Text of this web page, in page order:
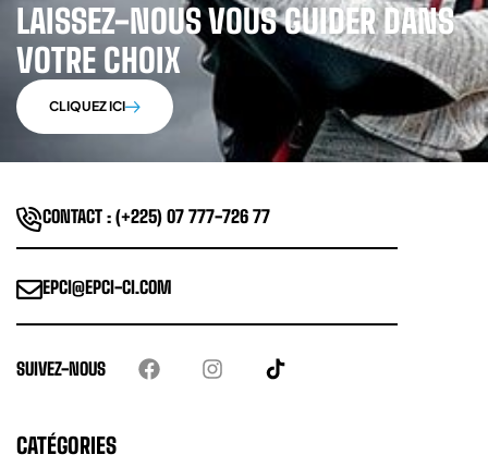
LAISSEZ-NOUS VOUS GUIDER DANS
VOTRE CHOIX
CLIQUEZ ICI
CONTACT : (+225) 07 777-726 77
EPCI@EPCI-CI.COM
SUIVEZ-NOUS
CATÉGORIES